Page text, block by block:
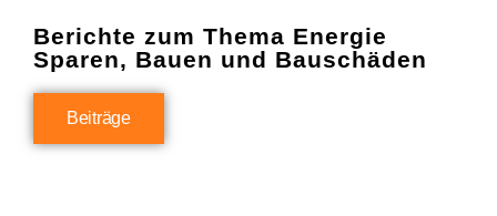
Berichte zum Thema Energie
Sparen, Bauen und Bauschäden
Beiträge